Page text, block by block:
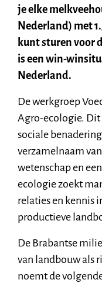
je elke
Nederland) met
kunt sturen voor
is een win-
Nederland.
De werkgroep
Agro-ecologie. Dit
sociale
verzamelnaam
wetenschap en
ecologie zoekt
relaties en kennis
productieve
De Brabantse
van landbouw als
noemt de